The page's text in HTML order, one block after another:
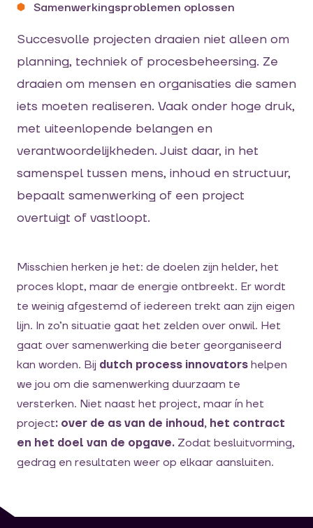
Samenwerkingsproblemen oplossen
Succesvolle projecten draaien niet alleen om
planning, techniek of procesbeheersing. Ze
draaien om mensen en organisaties die samen
iets moeten realiseren. Vaak onder hoge druk,
met uiteenlopende belangen en
verantwoordelijkheden. Juist daar, in het
samenspel tussen mens, inhoud en structuur,
bepaalt samenwerking of een project
overtuigt of vastloopt.
Misschien herken je het: de doelen zijn helder, het
proces klopt, maar de energie ontbreekt. Er wordt
te weinig afgestemd of iedereen trekt aan zijn eigen
lijn. In zo’n situatie gaat het zelden over onwil. Het
gaat over samenwerking die beter georganiseerd
kan worden. Bij dutch process innovators helpen
we jou om die samenwerking duurzaam te
versterken. Niet naast het project, maar ín het
project: over de as van de inhoud, het contract
en het doel van de opgave. Zodat besluitvorming,
gedrag en resultaten weer op elkaar aansluiten.